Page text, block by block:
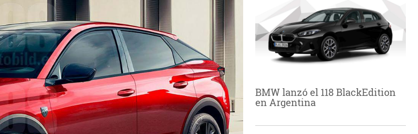
BMW lanzó el 118 BlackEdition
en Argentina